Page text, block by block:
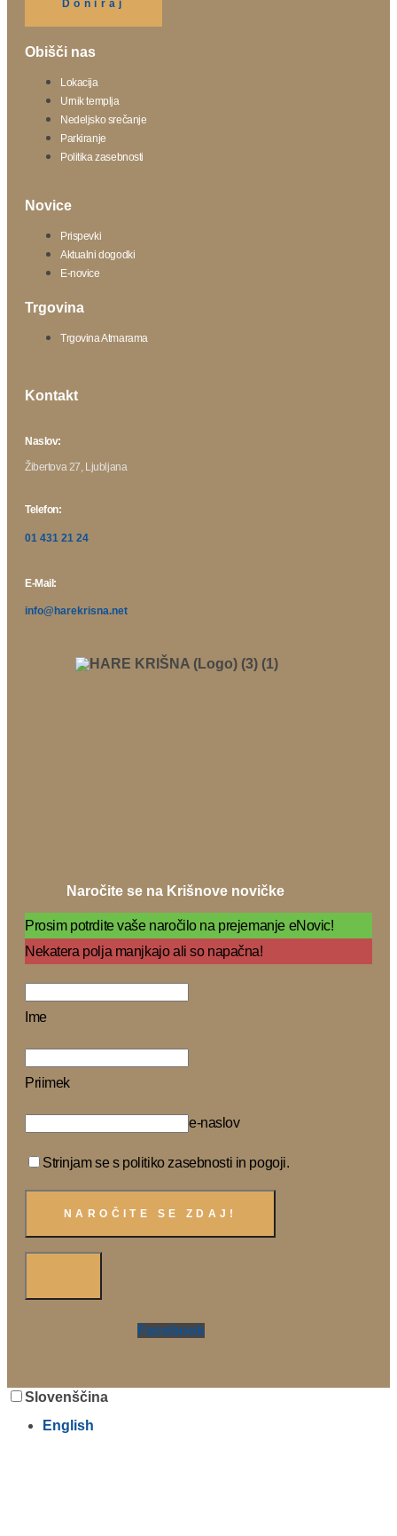
Doniraj
Obišči nas
Lokacija
Urnik templja
Nedeljsko srečanje
Parkiranje
Politika zasebnosti
Novice
Prispevki
Aktualni dogodki
E-novice
Trgovina
Trgovina Atmarama
Kontakt
Naslov:
Žibertova 27, Ljubljana
Telefon:
01 431 21 24
E-Mail:
info@harekrisna.net
Naročite se na Krišnove novičke
Prosim potrdite vaše naročilo na prejemanje eNovic!
Nekatera polja manjkajo ali so napačna!
Ime
Priimek
e-naslov
Strinjam se s politiko zasebnosti in pogoji.
Facebook
Slovenščina
English